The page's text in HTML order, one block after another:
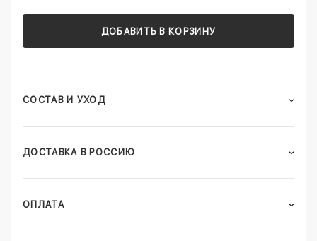
ДОБАВИТЬ В КОРЗИНУ
СОСТАВ И УХОД
ДОСТАВКА В РОССИЮ
ОПЛАТА